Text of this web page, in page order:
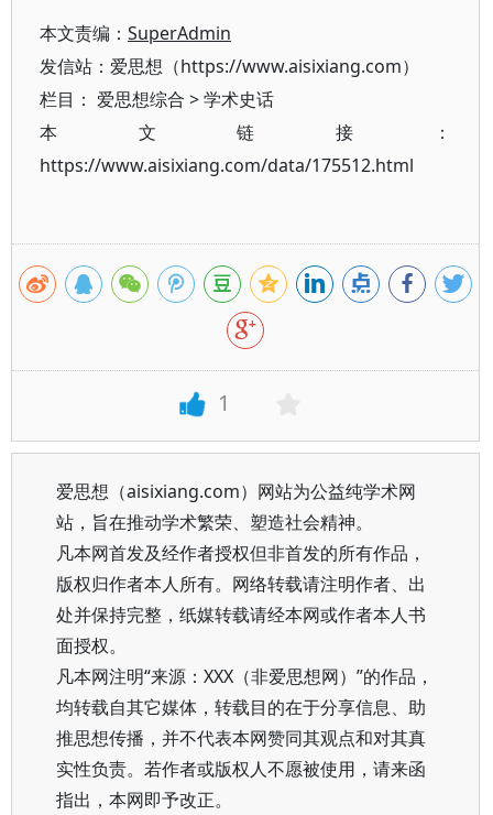
本文责编： SuperAdmin
发信站：爱思想（https://www.aisixiang.com）
栏目： 爱思想综合 >学术史话
本文链接：
https://www.aisixiang.com/data/175512.html
1
爱思想（aisixiang.com）网站为公益纯学术网
站，旨在推动学术繁荣、塑造社会精神。
凡本网首发及经作者授权但非首发的所有作品，
版权归作者本人所有。网络转载请注明作者、出
处并保持完整，纸媒转载请经本网或作者本人书
面授权。
凡本网注明“来源：XXX（非爱思想网）”的作品，
均转载自其它媒体，转载目的在于分享信息、助
推思想传播，并不代表本网赞同其观点和对其真
实性负责。若作者或版权人不愿被使用，请来函
指出，本网即予改正。